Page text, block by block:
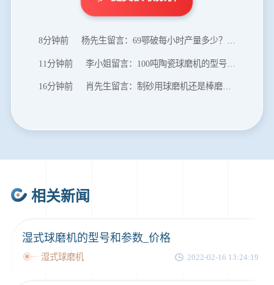
陈先生留言：每小时100吨建筑垃圾粉碎机？推荐用什么型号？
8分钟前 杨先生留言：69鄂破每小时产量多少？参数和工作视频。
11分钟前 李小姐留言：100吨陶瓷球磨机的型号和参数？
16分钟前 肖先生留言：制砂用球磨机还是棒磨机？每小时100吨价格。
24分钟前 朱先生留言：制砂机3000吨一套多少钱？
1分钟前 谢先生留言：球磨机多少钱一台？提供型号和参数。
相关新闻
湿式球磨机的型号和参数_价格
湿式球磨机 2022-02-16 13:24:19